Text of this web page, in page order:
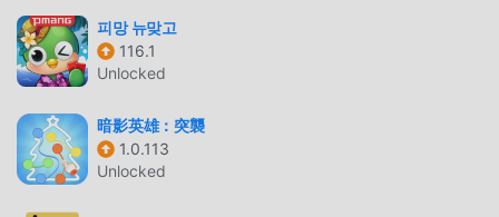
istiyorsanız -- moddroid en iyi seçiminiz. moddroid size
sadece Phantom Rose 2 Sapphire 1.0.1'ın en son sürümünü
ücretsiz olarak sunmakla kalmaz, aynı zamanda
Freemodunu ücretsiz olarak sağlar, oyundaki tekrarlayan
mekanik görevleri kaydetmenize yardımcı olur, böylece
odaklanabilirsiniz oyunun kendisinin getirdiği neşenin
피망 뉴맞고
116.1
Unlocked
暗影英雄：突襲
1.0.113
Unlocked